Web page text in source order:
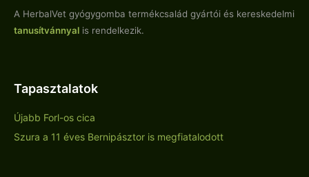
A HerbalVet gyógygomba termékcsalád gyártói és kereskedelmi
tanusítvánnyal is rendelkezik.
Tapasztalatok
Újabb Forl-os cica
Szura a 11 éves Bernipásztor is megfiatalodott